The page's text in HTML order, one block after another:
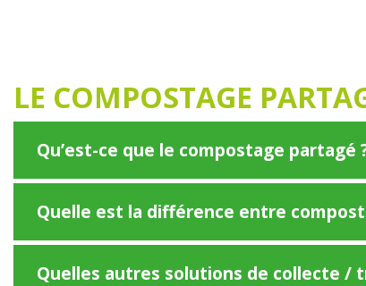
LE COMPOSTAGE
Qu’est-ce que le compostage partagé
Quelle est la différence entre
Quelles autres solutions de collecte